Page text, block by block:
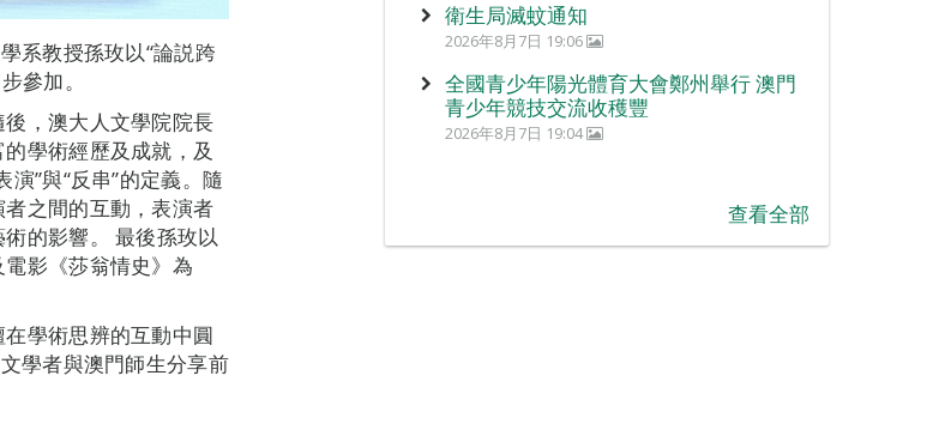
系教授孫玫以“論説跨
參加。
，澳大人文學院院長
學術經歷及成就，及
”與“反串”的定義。隨
之間的互動，表演者
的影響。 最後孫玫以
影《莎翁情史》為
學術思辨的互動中圓
學者與澳門師生分享前
衛生局滅蚊通知
2026年8月7日 19:06
全國青少年陽光體育大會鄭州舉行 澳門
青少年競技交流收穫豐
2026年8月7日 19:04
查看全部